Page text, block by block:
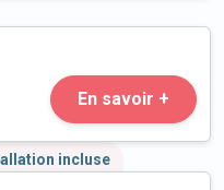
En savoir +
incluse